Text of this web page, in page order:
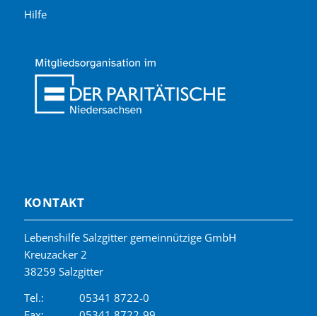
Hilfe
KONTAKT
Lebenshilfe Salzgitter gemeinnützige GmbH
Kreuzacker 2
38259 Salzgitter
Tel.:
05341 8722-0